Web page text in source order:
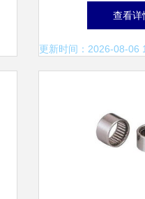
最新产
查看详
更新时间：2026-08-06